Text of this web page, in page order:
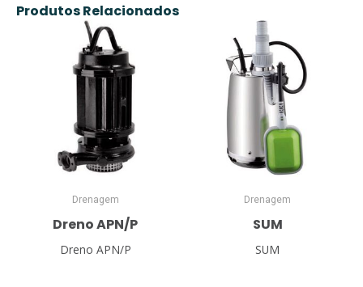
Produtos Relacionados
Drenagem
Dreno APN/P
Dreno APN/P
Drenagem
SUM
SUM